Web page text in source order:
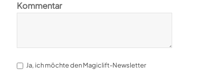
Kommentar
Ja, ich möchte den Magiclift-Newsletter